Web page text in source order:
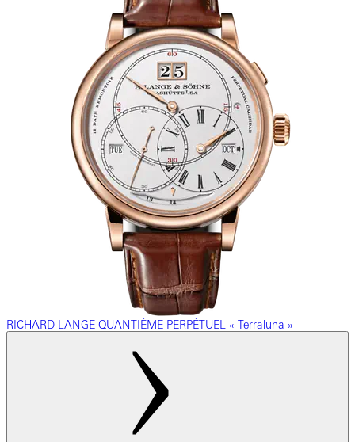
RICHARD LANGE QUANTIÈME PERPÉTUEL « Terraluna »